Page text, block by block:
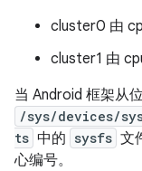
cluster0 由
cluster1 由
当 Android 框架从
/sys/devices/
ts 中的 sysfs 文
心编号。